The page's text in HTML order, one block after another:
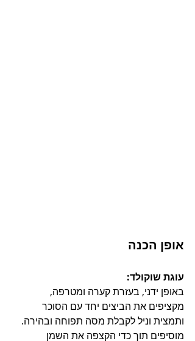
אופן הכנה
עוגת שוקולד:
באופן ידני, בעזרת קערה ומטרפה,
מקציפים את הביצים יחד עם הסוכר
ותמצית וניל לקבלת מסה תפוחה ובהירה.
מוסיפים תוך כדי הקצפה את השמן